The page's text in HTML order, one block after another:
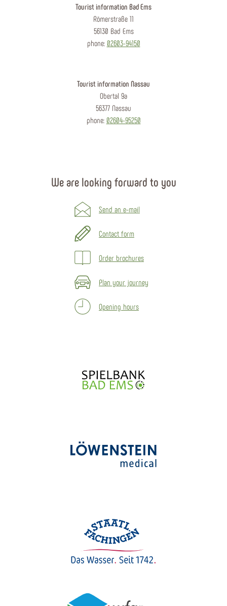
Tourist information Bad Ems
Römerstraße 11
56130 Bad Ems
phone: 02603-94150
Tourist information Nassau
Obertal 9a
56377 Nassau
phone: 02604-95250
We are looking forward to you
Send an e-mail
Contact form
Order brochures
Plan your journey
Opening hours